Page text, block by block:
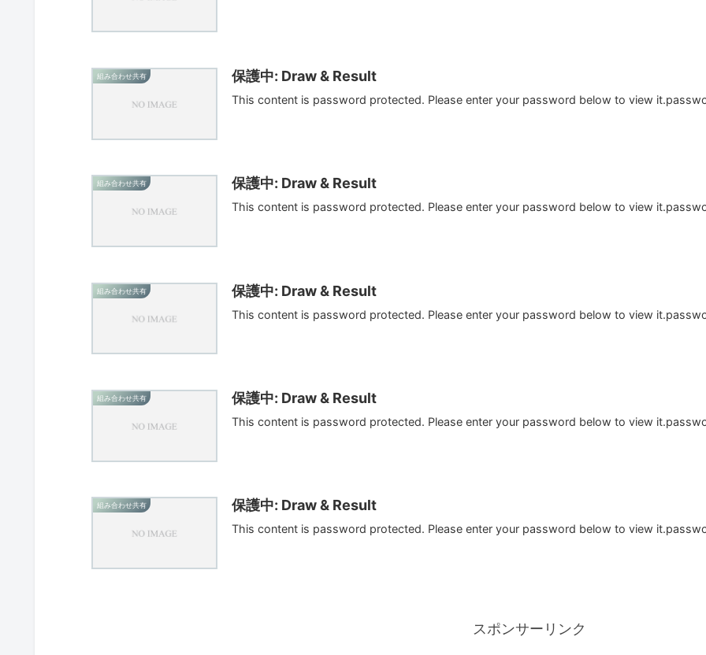
組み合わせ共有 保護中: Draw & Result
This content is password protected. Please enter your password below to view
組み合わせ共有 保護中: Draw & Result
This content is password protected. Please enter your password below to view
組み合わせ共有 保護中: Draw & Result
This content is password protected. Please enter your password below to view
組み合わせ共有 保護中: Draw & Result
This content is password protected. Please enter your password below to view
組み合わせ共有 保護中: Draw & Result
This content is password protected. Please enter your password below to view
スポンサーリンク